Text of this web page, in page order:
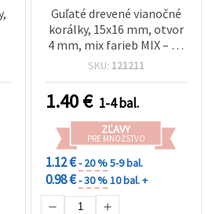
Guľaté drevené vianočné
korálky, 15x16 mm, otvor
4 mm, mix farieb MIX – 10
ks
SKU: 121211
1.40€ 1-4 bal.
ZĽAVY
PRE MNOŽSTVO
1.12 €- 20 %5-9 bal.
0.98 €- 30 %10 bal. +